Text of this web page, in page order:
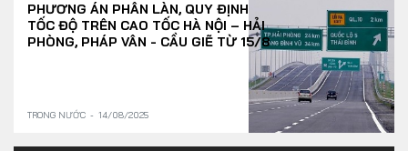
PHƯƠNG ÁN PHÂN LÀN, QUY ĐỊNH
TỐC ĐỘ TRÊN CAO TỐC HÀ NỘI – HẢI
PHÒNG, PHÁP VÂN - CẦU GIẼ TỪ 15/8
TRONG NƯỚC 14/08/2025